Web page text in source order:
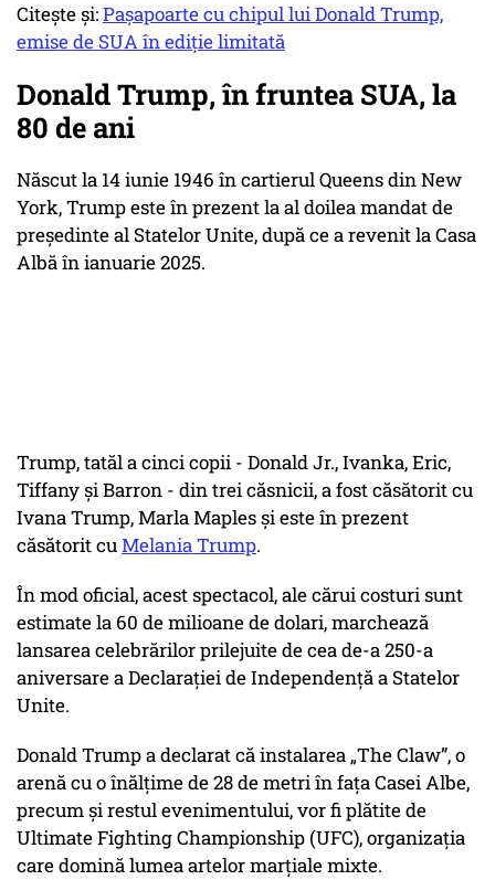
Citește și:Pașapoarte cu chipul lui Donald Trump,
emise de SUA în ediție limitată
Donald Trump, în fruntea SUA, la
80 de ani
Născut la 14 iunie 1946 în cartierul Queens din New
York, Trump este în prezent la al doilea mandat de
președinte al Statelor Unite, după ce a revenit la Casa
Albă în ianuarie 2025.
Trump, tatăl a cinci copii - Donald Jr., Ivanka, Eric,
Tiffany și Barron - din trei căsnicii, a fost căsătorit cu
Ivana Trump, Marla Maples și este în prezent
căsătorit cuMelania Trump.
În mod oficial, acest spectacol, ale cărui costuri sunt
estimate la 60 de milioane de dolari, marchează
lansarea celebrărilor prilejuite de cea de-a 250-a
aniversare a Declarației de Independență a Statelor
Unite.
Donald Trump a declarat că instalarea „The Claw”, o
arenă cu o înălțime de 28 de metri în fața Casei Albe,
precum și restul evenimentului, vor fi plătite de
Ultimate Fighting Championship (UFC), organizația
care domină lumea artelor marțiale mixte.